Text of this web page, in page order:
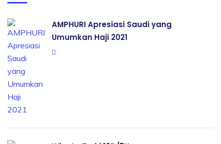
AMPHURI Apresiasi Saudi yang
Umumkan Haji 2021